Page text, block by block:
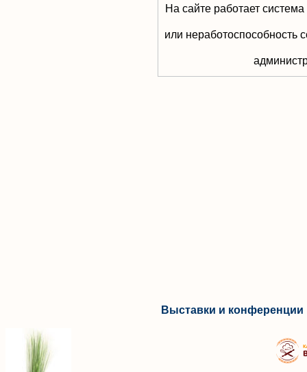
На сайте работает
или неработоспособность
Выставки и конференции